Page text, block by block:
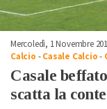
Mercoledì, 1 Novembre
Calcio -Casale Calcio-
Casale
scatta la